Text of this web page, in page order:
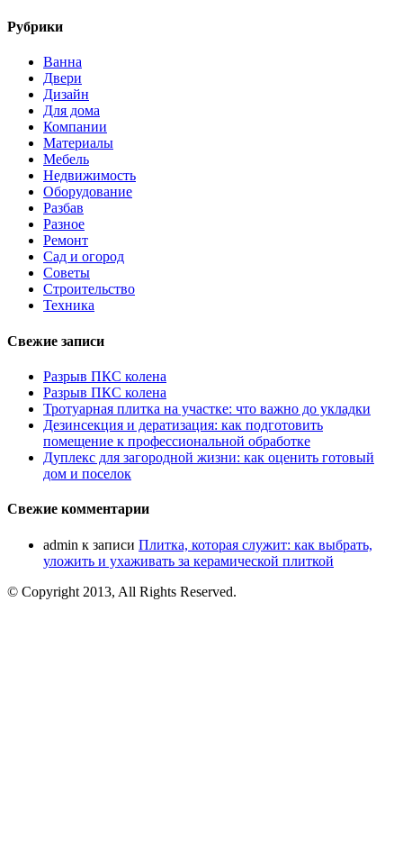
Рубрики
Ванна
Двери
Дизайн
Для дома
Компании
Материалы
Мебель
Недвижимость
Оборудование
Разбав
Разное
Ремонт
Сад и огород
Советы
Строительство
Техника
Свежие записи
Разрыв ПКС колена
Разрыв ПКС колена
Тротуарная плитка на участке: что важно до укладки
Дезинсекция и дератизация: как подготовить
помещение к профессиональной обработке
Дуплекс для загородной жизни: как оценить готовый
дом и поселок
Свежие комментарии
admin к записи Плитка, которая служит: как выбрать,
уложить и ухаживать за керамической плиткой
© Copyright 2013, All Rights Reserved.